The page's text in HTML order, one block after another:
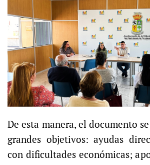
De esta manera, el documento
grandes objetivos: ayudas
con dificultades económicas;